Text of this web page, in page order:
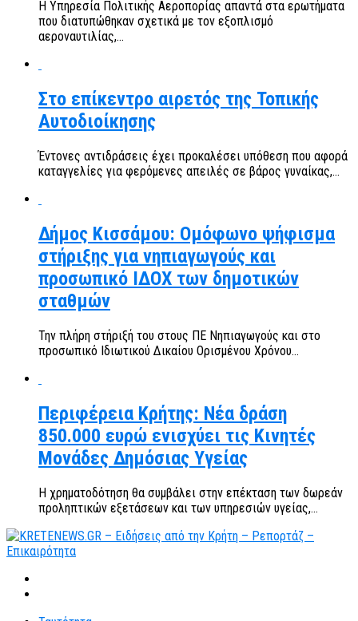
Η Υπηρεσία Πολιτικής Αεροπορίας απαντά στα ερωτήματα
που διατυπώθηκαν σχετικά με τον εξοπλισμό
αεροναυτιλίας,...
Στο επίκεντρο αιρετός της Τοπικής
Αυτοδιοίκησης
Έντονες αντιδράσεις έχει προκαλέσει υπόθεση που αφορά
καταγγελίες για φερόμενες απειλές σε βάρος γυναίκας,...
Δήμος Κισσάμου: Ομόφωνο ψήφισμα
στήριξης για νηπιαγωγούς και
προσωπικό ΙΔΟΧ των δημοτικών
σταθμών
Την πλήρη στήριξή του στους ΠΕ Νηπιαγωγούς και στο
προσωπικό Ιδιωτικού Δικαίου Ορισμένου Χρόνου...
Περιφέρεια Κρήτης: Νέα δράση
850.000 ευρώ ενισχύει τις Κινητές
Μονάδες Δημόσιας Υγείας
Η χρηματοδότηση θα συμβάλει στην επέκταση των δωρεάν
προληπτικών εξετάσεων και των υπηρεσιών υγείας,...